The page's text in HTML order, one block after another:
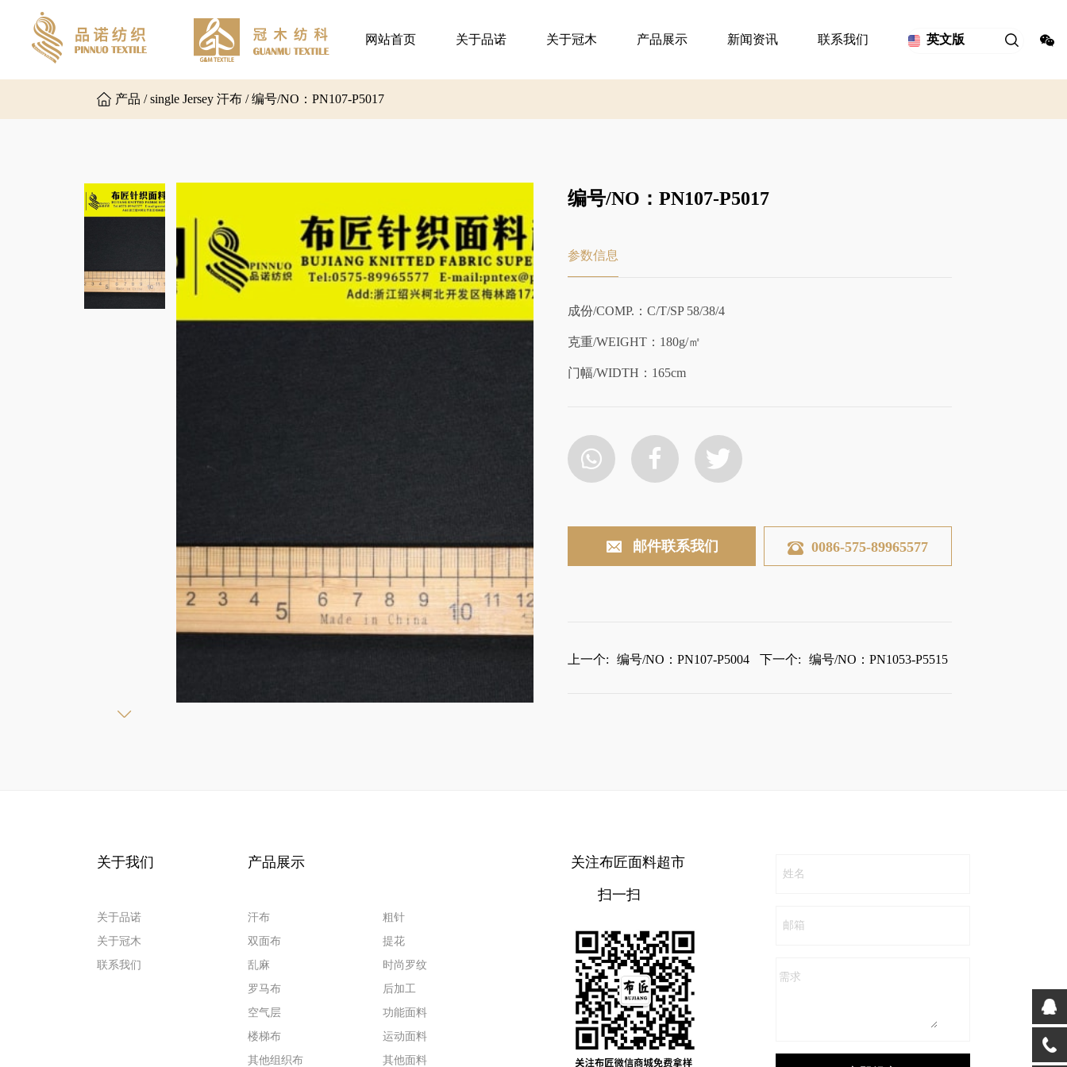
网站首页 关于品诺 关于冠木 产品展示 新闻资讯 联系我们 英文版
产品 / single Jersey 汗布 / 编号/NO：PN107-P5017
编号/NO：PN107-P5017
参数信息
成份/COMP.：C/T/SP 58/38/4
克重/WEIGHT：180g/㎡
门幅/WIDTH：165cm
邮件联系我们 0086-575-89965577
上一个: 编号/NO：PN107-P5004 下一个: 编号/NO：PN1053-P5515
关于我们
关于品诺
关于冠木
联系我们
产品展示
汗布
双面布
乱麻
罗马布
空气层
楼梯布
其他组织布
粗针
提花
时尚罗纹
后加工
功能面料
运动面料
其他面料
关注布匠面料超市
扫一扫
姓名
邮箱
需求